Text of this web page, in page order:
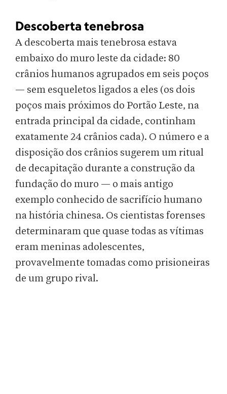
Descoberta tenebrosa
A descoberta mais tenebrosa estava
embaixo do muro leste da cidade: 80
crânios humanos agrupados em seis poços
— sem esqueletos ligados a eles (os dois
poços mais próximos do Portão Leste, na
entrada principal da cidade, continham
exatamente 24 crânios cada). O número e a
disposição dos crânios sugerem um ritual
de decapitação durante a construção da
fundação do muro — o mais antigo
exemplo conhecido de sacrifício humano
na história chinesa. Os cientistas forenses
determinaram que quase todas as vítimas
eram meninas adolescentes,
provavelmente tomadas como prisioneiras
de um grupo rival.